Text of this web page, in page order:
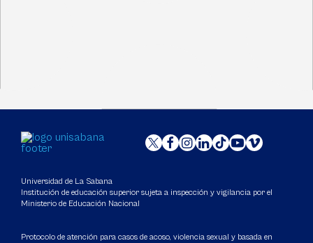
Universidad de La Sabana
Institución de educación superior sujeta a inspección y vigilancia por el
Ministerio de Educación Nacional
Protocolo de atención para casos de acoso, violencia sexual y basada en